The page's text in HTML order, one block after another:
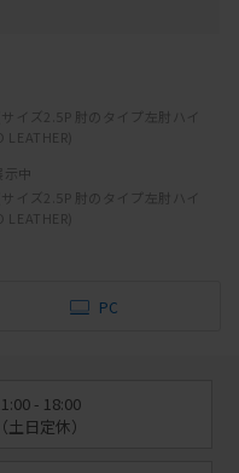
イズ2.5P 肘のタイプ左肘ハイ
中
イズ2.5P 肘のタイプ左肘ハイ
PC
- 18:00
（土日定休）